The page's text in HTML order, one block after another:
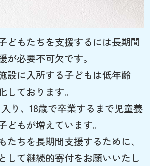
どもたちを支援するには長期間
が必要不可欠です。
設に入所する子どもは低年齢
ております。
り、18歳で卒業するまで児童養
どもが増えています。
たちを長期間支援するために、
して継続的寄付をお願いいたし